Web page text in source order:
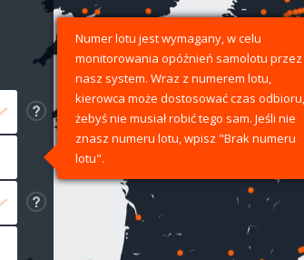
Numer lotu jest wymagany, w celu
monitorowania opóźnień samolotu przez
nasz system. Wraz z numerem lotu,
kierowca może dostosować czas odbioru,
żebyś nie musiał robić tego sam. Jeśli nie
znasz numeru lotu, wpisz "Brak numeru
lotu".